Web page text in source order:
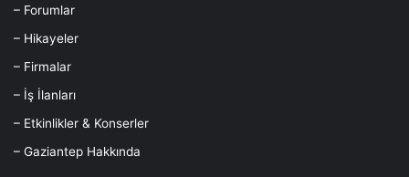
– Forumlar
– Hikayeler
– Firmalar
– İş İlanları
– Etkinlikler & Konserler
– Gaziantep Hakkında